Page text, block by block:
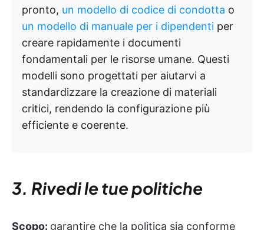
pronto, un modello di codice di condotta o
un modello di manuale per i dipendenti per
creare rapidamente i documenti
fondamentali per le risorse umane. Questi
modelli sono progettati per aiutarvi a
standardizzare la creazione di materiali
critici, rendendo la configurazione più
efficiente e coerente.
3. Rivedi le tue politiche
Scopo: garantire che la politica sia conforme